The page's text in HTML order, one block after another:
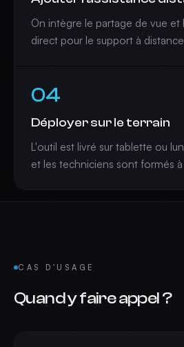
On intègre le partage de vue
direct pour le support à
04
Déployer sur le terrain
L'outil est livré sur tablette ou
et les techniciens sont formés
CAS D'USAGE
Quand y faire appel ?